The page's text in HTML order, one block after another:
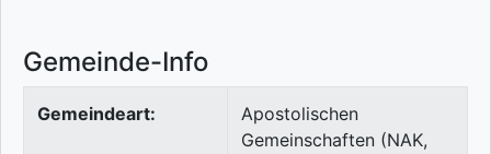
Gemeinde-Info
Gemeindeart:
Apostolischen
Gemeinschaften (NAK,